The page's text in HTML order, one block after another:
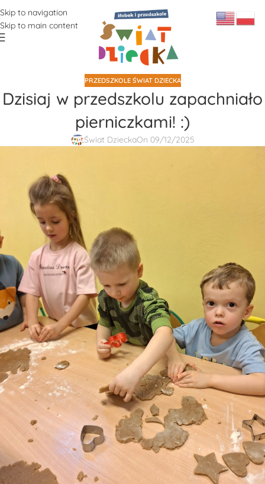
Skip to navigation
Skip to main content
PRZEDSZKOLE ŚWIAT DZIECKA
Dzisiaj w przedszkolu zapachniało
pierniczkami! :)
Świat DzieckaOn 09/12/2025